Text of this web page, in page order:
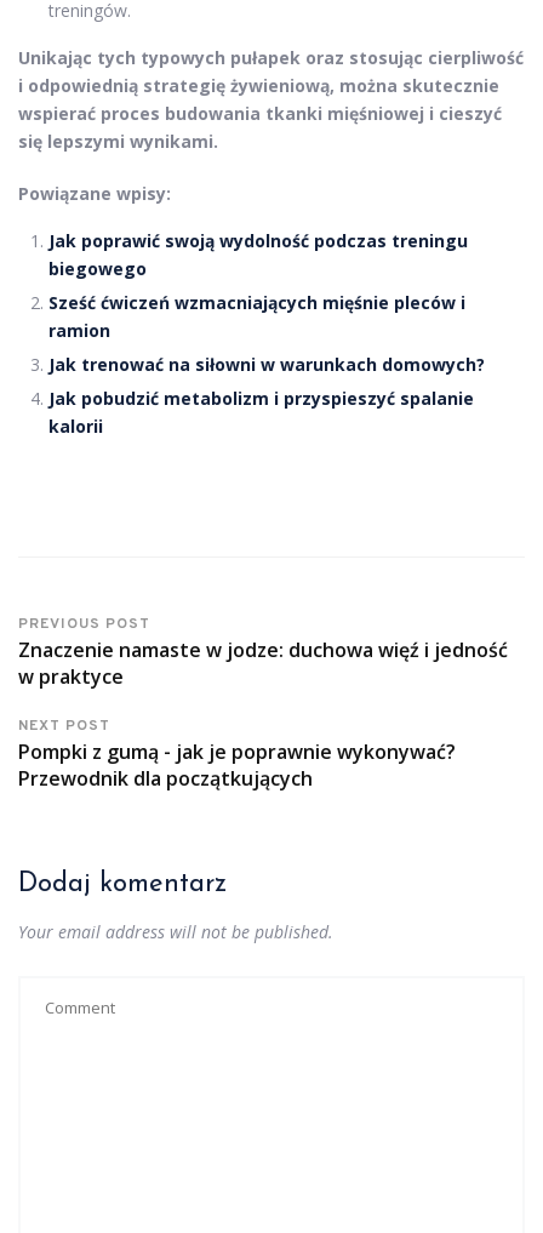
treningów.
Unikając tych typowych pułapek oraz stosując cierpliwość
i odpowiednią strategię żywieniową, można skutecznie
wspierać proces budowania tkanki mięśniowej i cieszyć
się lepszymi wynikami.
Powiązane wpisy:
Jak poprawić swoją wydolność podczas treningu
biegowego
Sześć ćwiczeń wzmacniających mięśnie pleców i
ramion
Jak trenować na siłowni w warunkach domowych?
Jak pobudzić metabolizm i przyspieszyć spalanie
kalorii
PREVIOUS POST
Znaczenie namaste w jodze: duchowa więź i jedność
w praktyce
NEXT POST
Pompki z gumą - jak je poprawnie wykonywać?
Przewodnik dla początkujących
Dodaj komentarz
Your email address will not be published.